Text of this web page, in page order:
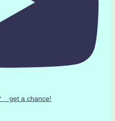
get a chance!